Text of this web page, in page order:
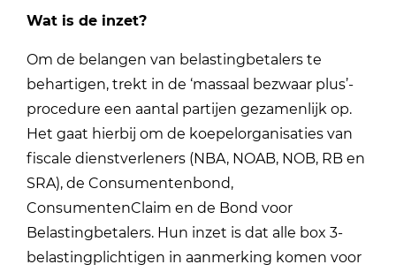
Wat is de inzet?
Om de belangen van belastingbetalers te
behartigen, trekt in de ‘massaal bezwaar plus’-
procedure een aantal partijen gezamenlijk op.
Het gaat hierbij om de koepelorganisaties van
fiscale dienstverleners (NBA, NOAB, NOB, RB en
SRA), de Consumentenbond,
ConsumentenClaim en de Bond voor
Belastingbetalers. Hun inzet is dat alle box 3-
belastingplichtigen in aanmerking komen voor